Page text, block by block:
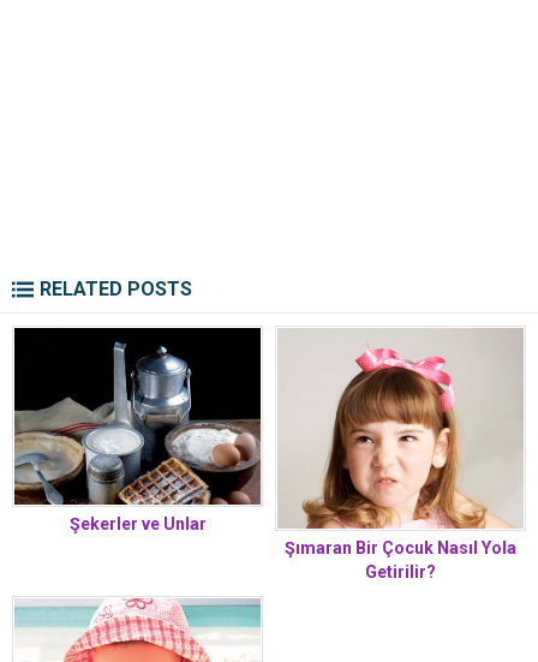
RELATED POSTS
Şekerler ve Unlar
Şımaran Bir Çocuk Nasıl Yola
Getirilir?